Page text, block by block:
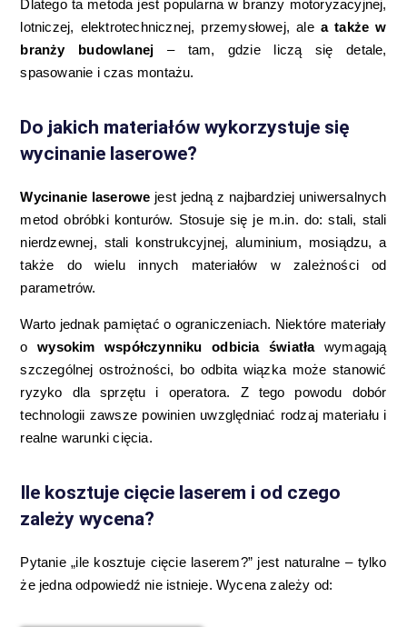
Dlatego ta metoda jest popularna w branży motoryzacyjnej,
lotniczej, elektrotechnicznej, przemysłowej, ale a także w
branży budowlanej – tam, gdzie liczą się detale,
spasowanie i czas montażu.
Do jakich materiałów wykorzystuje się
wycinanie laserowe?
Wycinanie laserowe jest jedną z najbardziej uniwersalnych
metod obróbki konturów. Stosuje się je m.in. do: stali, stali
nierdzewnej, stali konstrukcyjnej, aluminium, mosiądzu, a
także do wielu innych materiałów w zależności od
parametrów.
Warto jednak pamiętać o ograniczeniach. Niektóre materiały
owysokim współczynniku odbicia światławymagają
szczególnej ostrożności, bo odbita wiązka może stanowić
ryzyko dla sprzętu i operatora. Z tego powodu dobór
technologii zawsze powinien uwzględniać rodzaj materiału i
realne warunki cięcia.
Ile kosztuje cięcie laserem i od czego
zależy wycena?
Pytanie „ile kosztuje cięcie laserem?” jest naturalne – tylko
że jedna odpowiedź nie istnieje. Wycena zależy od: